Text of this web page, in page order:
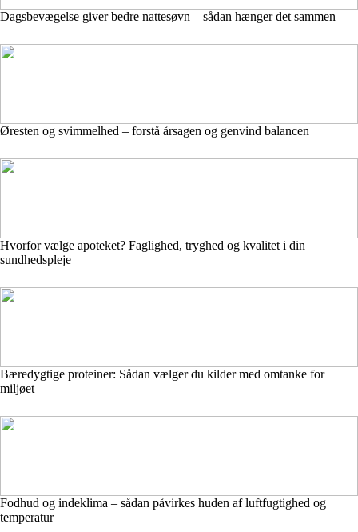
Dagsbevægelse giver bedre nattesøvn – sådan hænger det sammen
Øresten og svimmelhed – forstå årsagen og genvind balancen
Hvorfor vælge apoteket? Faglighed, tryghed og kvalitet i din
sundhedspleje
Bæredygtige proteiner: Sådan vælger du kilder med omtanke for
miljøet
Fodhud og indeklima – sådan påvirkes huden af luftfugtighed og
temperatur